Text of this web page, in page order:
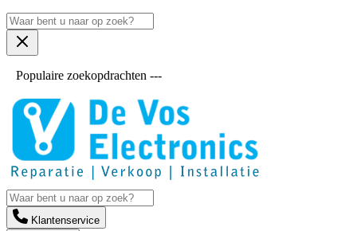
Populaire zoekopdrachten ---
Klantenservice